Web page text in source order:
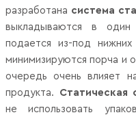
разработана система
выкладываются в
подается из-под
минимизируются порча и
очередь очень влияет
продукта. Статическая
не использовать